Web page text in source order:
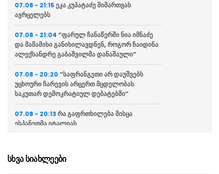
07.08 - 21:15 ეკა კუპატაძე მიმართვას
ავრცელებს
07.08 - 21:04 “ფარულ ჩანაწერში ნია იმნაძე
და მამამისი განიხილავდნენ, როგორ ჩაიდინა
ალექსანდრე გაბაშვილმა დანაშაული”
07.08 - 20:20 “საფრანგეთი არ დაუშვებს
უცხოური ჩარევის არცერთ მცდელობას
საკუთარ დემოკრატიულ დებატებში”
07.08 - 20:13 რა გაფრთხილება მისცა
ესპანეთმა იტალიას
პროექტირება იწყება
სხვა სიახლეები